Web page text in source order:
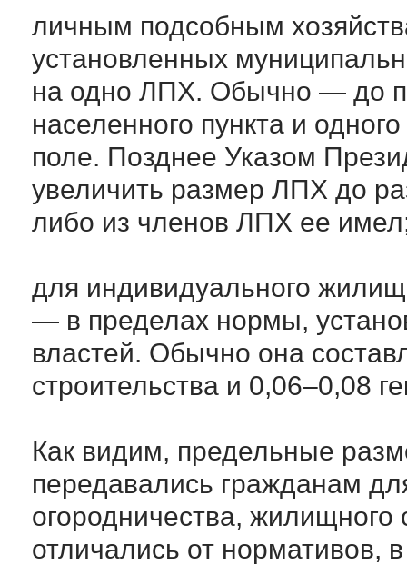
личным подсобным
установленных
на одно ЛПХ. Обычно — до
населенного пункта и
поле. Позднее Указом
увеличить размер ЛПХ до
либо из членов ЛПХ ее
для индивидуального
— в пределах нормы,
властей. Обычно она
строительства и 0,06–0,08
Как видим, предельные
передавались гражданам
огородничества, жилищного
отличались от нормативов,